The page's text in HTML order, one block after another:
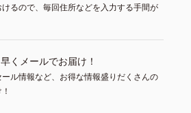
るので、毎回住所などを入力する手間が
くメールでお届け！
ル情報など、お得な情報盛りだくさんの